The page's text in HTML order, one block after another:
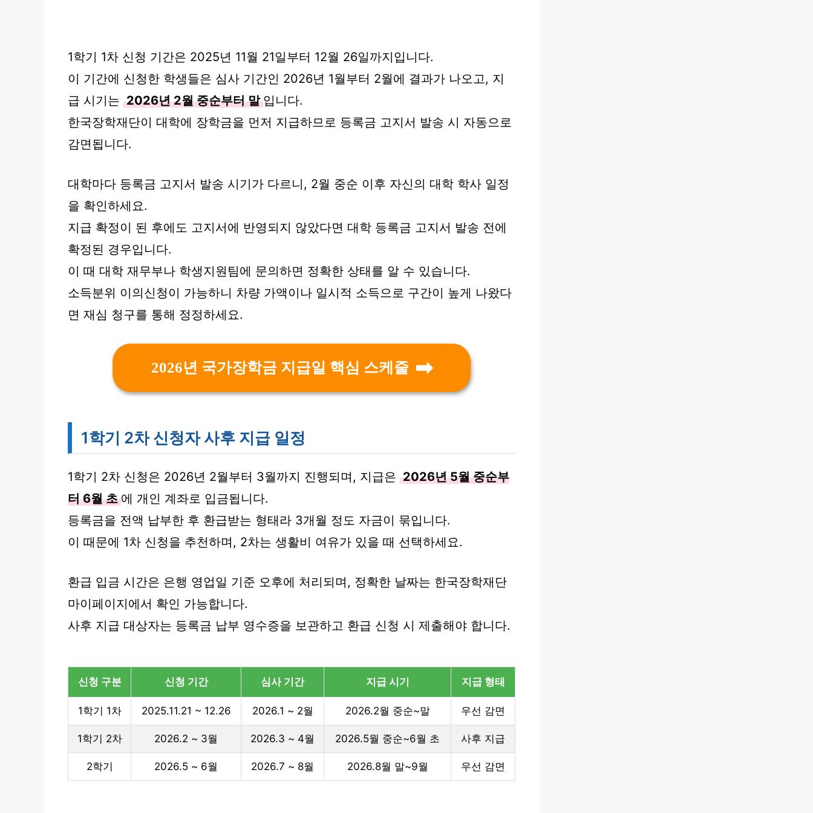
1학기 1차 신청 기간은 2025년 11월 21일부터 12월 26일까지입니다.
이 기간에 신청한 학생들은 심사 기간인 2026년 1월부터 2월에 결과가 나오고, 지
급 시기는 2026년 2월 중순부터 말 입니다.
한국장학재단이 대학에 장학금을 먼저 지급하므로 등록금 고지서 발송 시 자동으로
감면됩니다.
대학마다 등록금 고지서 발송 시기가 다르니, 2월 중순 이후 자신의 대학 학사 일정
을 확인하세요.
지급 확정이 된 후에도 고지서에 반영되지 않았다면 대학 등록금 고지서 발송 전에
확정된 경우입니다.
이 때 대학 재무부나 학생지원팀에 문의하면 정확한 상태를 알 수 있습니다.
소득분위 이의신청이 가능하니 차량 가액이나 일시적 소득으로 구간이 높게 나왔다
면 재심 청구를 통해 정정하세요.
2026년 국가장학금 지급일 핵심 스케줄
1학기 2차 신청자 사후 지급 일정
1학기 2차 신청은 2026년 2월부터 3월까지 진행되며, 지급은 2026년 5월 중순부
터 6월 초 에 개인 계좌로 입금됩니다.
등록금을 전액 납부한 후 환급받는 형태라 3개월 정도 자금이 묶입니다.
이 때문에 1차 신청을 추천하며, 2차는 생활비 여유가 있을 때 선택하세요.
환급 입금 시간은 은행 영업일 기준 오후에 처리되며, 정확한 날짜는 한국장학재단
마이페이지에서 확인 가능합니다.
사후 지급 대상자는 등록금 납부 영수증을 보관하고 환급 신청 시 제출해야 합니다.
신청 구분 신청 기간 심사 기간 지급 시기 지급 형태
1학기 1차 2025.11.21 ~ 12.26 2026.1 ~ 2월 2026.2월 중순~말 우선 감면
1학기 2차 2026.2 ~ 3월 2026.3 ~ 4월 2026.5월 중순~6월 초 사후 지급
2학기 2026.5 ~ 6월 2026.7 ~ 8월 2026.8월 말~9월 우선 감면